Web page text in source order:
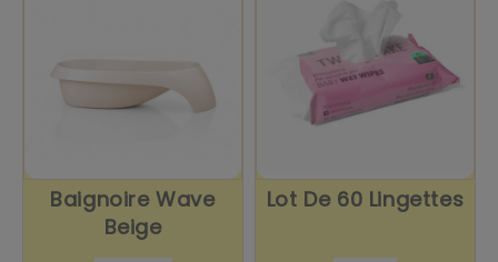
Baignoire Wave
Beige
Lot De 60 Lingettes